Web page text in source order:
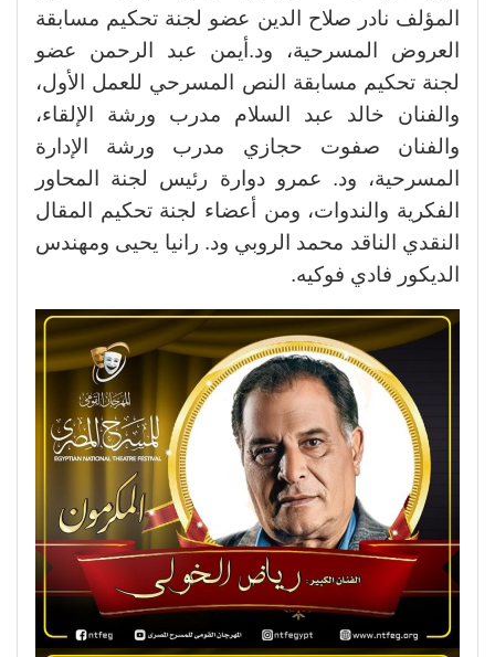
المؤلف نادر صلاح الدين عضو لجنة تحكيم مسابقة
العروض المسرحية، ود.أيمن عبد الرحمن عضو
لجنة تحكيم مسابقة النص المسرحي للعمل الأول،
والفنان خالد عبد السلام مدرب ورشة الإلقاء،
والفنان صفوت حجازي مدرب ورشة الإدارة
المسرحية، ود. عمرو دوارة رئيس لجنة المحاور
الفكرية والندوات، ومن أعضاء لجنة تحكيم المقال
النقدي الناقد محمد الروبي ود. رانيا يحيى ومهندس
الديكور فادي فوكيه.